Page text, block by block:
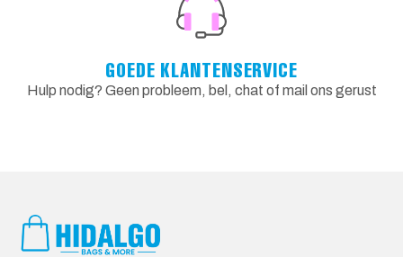
GOEDE KLANTENSERVICE
Hulp nodig? Geen probleem, bel, chat of mail ons gerust